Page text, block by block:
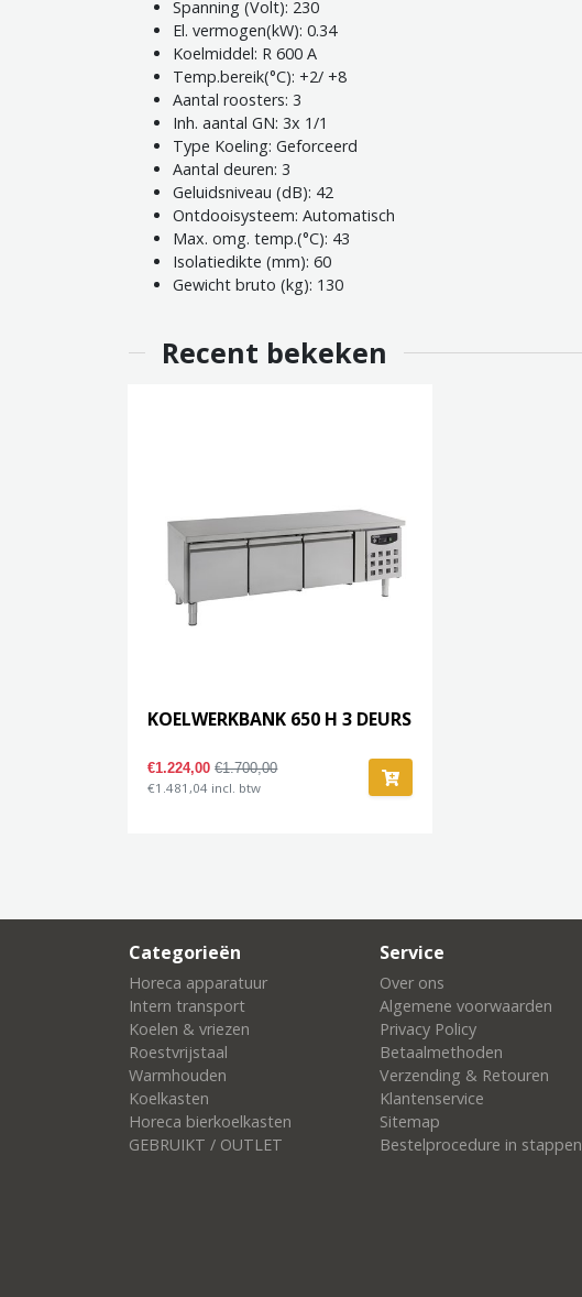
Spanning (Volt): 230
El. vermogen(kW): 0.34
Koelmiddel: R 600 A
Temp.bereik(°C): +2/ +8
Aantal roosters: 3
Inh. aantal GN: 3x 1/1
Type Koeling: Geforceerd
Aantal deuren: 3
Geluidsniveau (dB): 42
Ontdooisysteem: Automatisch
Max. omg. temp.(°C): 43
Isolatiedikte (mm): 60
Gewicht bruto (kg): 130
Recent bekeken
KOELWERKBANK 650 H 3 DEURS
€1.224,00€1.700,00
€1.481,04 incl. btw
Categorieën
Horeca apparatuur
Intern transport
Koelen & vriezen
Roestvrijstaal
Warmhouden
Koelkasten
Horeca bierkoelkasten
GEBRUIKT / OUTLET
Service
Over ons
Algemene voorwaarden
Privacy Policy
Betaalmethoden
Verzending & Retouren
Klantenservice
Sitemap
Bestelprocedure in stappen